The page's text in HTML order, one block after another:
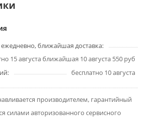
ежедневно, ближайшая доставка:
15 августа ближайшая 10 августа 550 руб
бесплатно 10 августа
производителем, гарантийный
силами авторизованного сервисного